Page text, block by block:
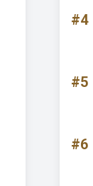
#4
#5
#6